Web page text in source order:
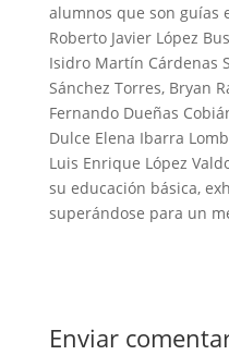
alumnos que son guías
Roberto Javier López
Isidro Martín Cárdenas
Sánchez Torres, Bryan
Fernando Dueñas
Dulce Elena Ibarra
Luis Enrique López
su educación básica,
superándose para un
Enviar